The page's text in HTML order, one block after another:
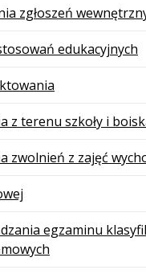
zgłoszeń
edukacyjnych
z terenu szkoły i
zwolnień z zajęć
egzaminu